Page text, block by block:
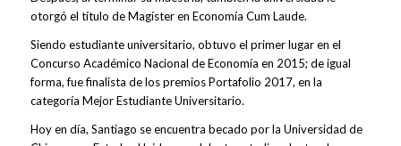
otorgó el título de Magíster en Economía Cum Laude.
Siendo estudiante universitario, obtuvo el primer lugar en el
Concurso Académico Nacional de Economía en 2015; de igual
forma, fue finalista de los premios Portafolio 2017, en la
categoría Mejor Estudiante Universitario.
Hoy en día, Santiago se encuentra becado por la Universidad de